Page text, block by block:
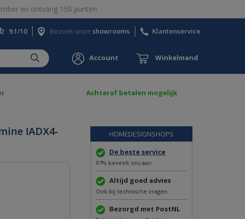
en ontvang 150 punten
9.1/10 Bezoek onze showrooms Klantenservice
Account Winkelmand
Achteraf betalen mogelijk
IADX4-
HOMEDESIGNSHOPS
De beste service
97% beveelt ons aan
Altijd goed advies
Ook bij technische vragen
Bezorgd met PostNL